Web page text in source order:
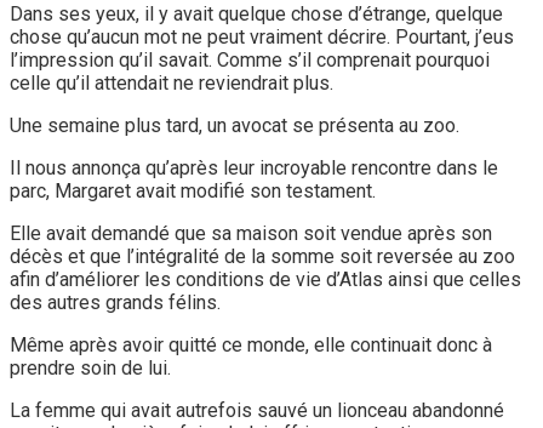
Dans ses yeux, il y avait quelque chose d’étrange, quelque
chose qu’aucun mot ne peut vraiment décrire. Pourtant, j’eus
l’impression qu’il savait. Comme s’il comprenait pourquoi
celle qu’il attendait ne reviendrait plus.
Une semaine plus tard, un avocat se présenta au zoo.
Il nous annonça qu’après leur incroyable rencontre dans le
parc, Margaret avait modifié son testament.
Elle avait demandé que sa maison soit vendue après son
décès et que l’intégralité de la somme soit reversée au zoo
afin d’améliorer les conditions de vie d’Atlas ainsi que celles
des autres grands félins.
Même après avoir quitté ce monde, elle continuait donc à
prendre soin de lui.
La femme qui avait autrefois sauvé un lionceau abandonné